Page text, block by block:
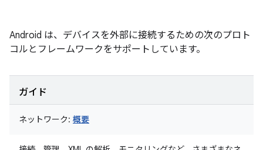
Android は、デバイスを外部に接続するための次のプロト
コルとフレームワークをサポートしています。
ガイド
ネットワーク: 概要